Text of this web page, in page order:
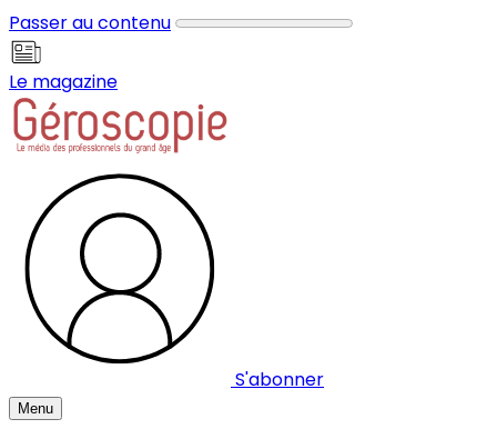
Passer au contenu
Le magazine
S'abonner
Menu
Panneau de gestion des cookies